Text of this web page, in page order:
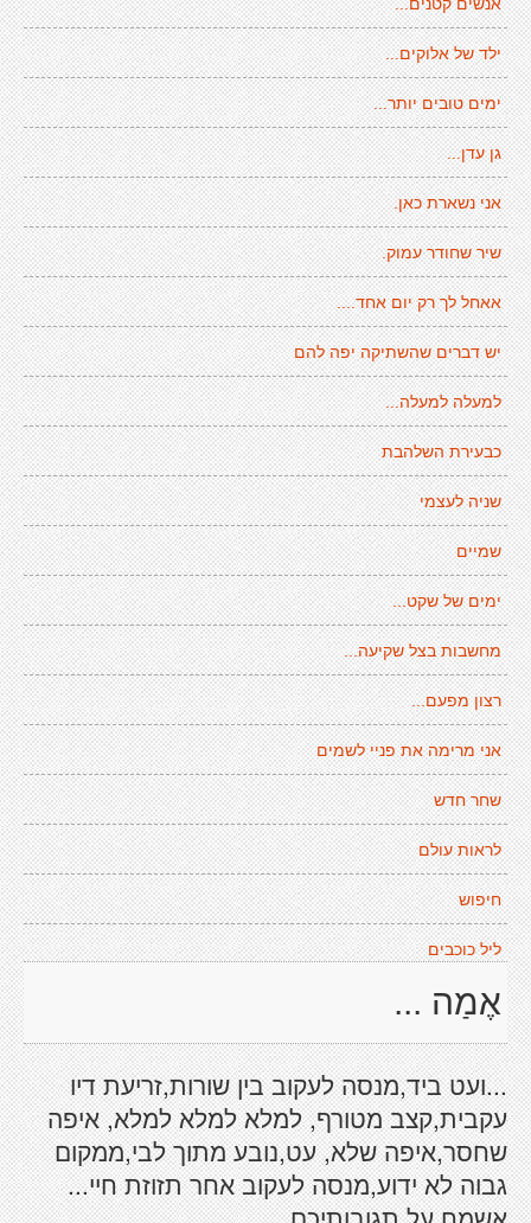
ילד של אלוקים...
ימים טובים יותר...
גן עדן...
אני נשארת כאן.
שיר שחודר עמוק.
אאחל לך רק יום אחד....
יש דברים שהשתיקה יפה להם
למעלה למעלה...
כבעירת השלהבת
שניה לעצמי
שמיים
ימים של שקט...
מחשבות בצל שקיעה...
רצון מפעם...
אני מרימה את פניי לשמים
שחר חדש
לראות עולם
חיפוש
ליל כוכבים
אֶמַה ...
...ועט ביד,מנסה לעקוב בין שורות,זריעת דיו
עקבית,קצב מטורף, למלא למלא למלא, איפה
שחסר,איפה שלא, עט,נובע מתוך לבי,ממקום
גבוה לא ידוע,מנסה לעקוב אחר תזוזת חיי...